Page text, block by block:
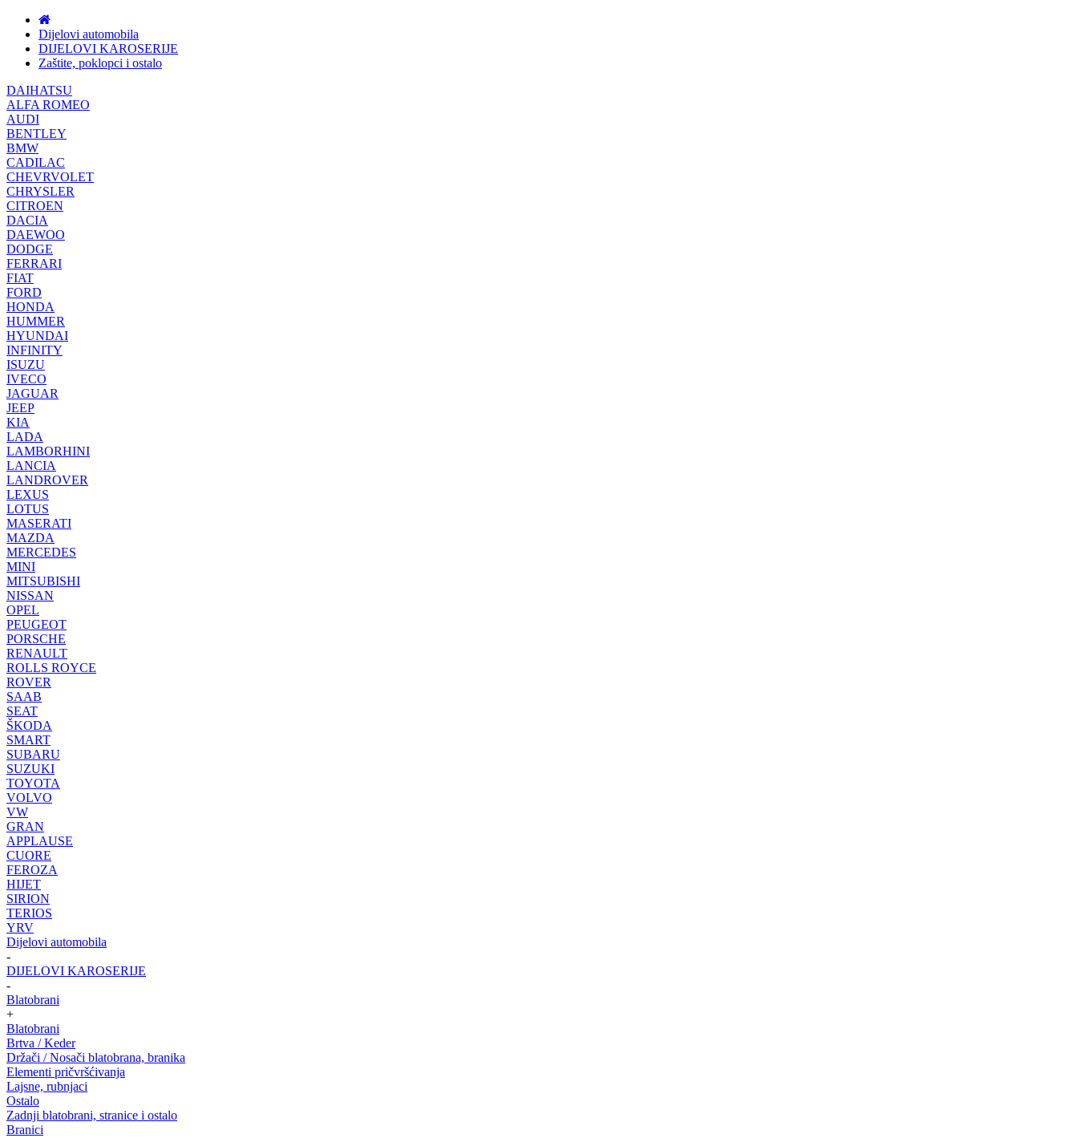
Dijelovi automobila
DIJELOVI KAROSERIJE
Zaštite, poklopci i ostalo
DAIHATSU
ALFA ROMEO
AUDI
BENTLEY
BMW
CADILAC
CHEVRVOLET
CHRYSLER
CITROEN
DACIA
DAEWOO
DODGE
FERRARI
FIAT
FORD
HONDA
HUMMER
HYUNDAI
INFINITY
ISUZU
IVECO
JAGUAR
JEEP
KIA
LADA
LAMBORHINI
LANCIA
LANDROVER
LEXUS
LOTUS
MASERATI
MAZDA
MERCEDES
MINI
MITSUBISHI
NISSAN
OPEL
PEUGEOT
PORSCHE
RENAULT
ROLLS ROYCE
ROVER
SAAB
SEAT
ŠKODA
SMART
SUBARU
SUZUKI
TOYOTA
VOLVO
VW
GRAN
APPLAUSE
CUORE
FEROZA
HIJET
SIRION
TERIOS
YRV
Dijelovi automobila
-
DIJELOVI KAROSERIJE
-
Blatobrani
+
Blatobrani
Brtva / Keder
Držači / Nosači blatobrana, branika
Elementi pričvršćivanja
Lajsne, rubnjaci
Ostalo
Zadnji blatobrani, stranice i ostalo
Branici